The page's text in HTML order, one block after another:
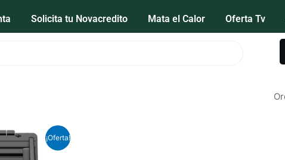
Solicita tu Novacredito Mata el Calor Oferta Tv
¡Oferta!